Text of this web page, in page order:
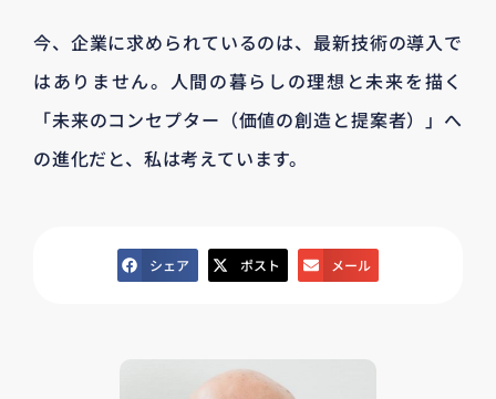
今、企業に求められているのは、最新技術の導入で
はありません。人間の暮らしの理想と未来を描く
「未来のコンセプター（価値の創造と提案者）」へ
の進化だと、私は考えています。
シェア ポスト メール